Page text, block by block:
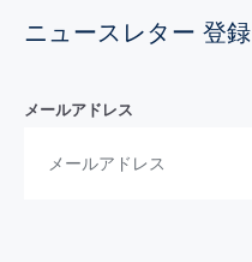
ニュースレター 登録
メールアドレス